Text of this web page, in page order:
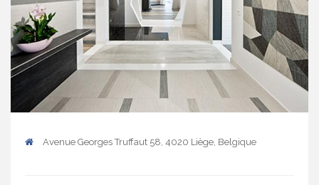
Avenue Georges Truffaut 58, 4020 Liège, Belgique